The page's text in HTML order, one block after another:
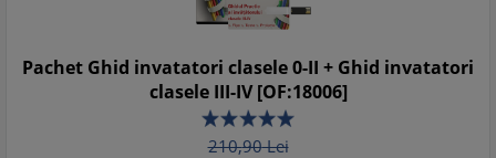
Pachet Ghid invatatori clasele 0-II + Ghid invatatori
clasele III-IV [OF:18006]
210,90Lei